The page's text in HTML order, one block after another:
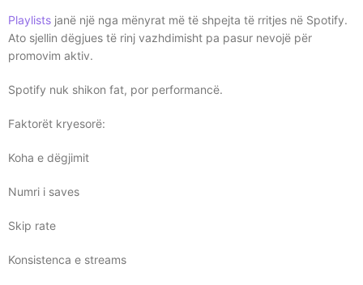
Playlists janë një nga mënyrat më të shpejta të rritjes në Spotify.
Ato sjellin dëgjues të rinj vazhdimisht pa pasur nevojë për
promovim aktiv.
Spotify nuk shikon fat, por performancë.
Faktorët kryesorë:
Koha e dëgjimit
Numri i saves
Skip rate
Konsistenca e streams